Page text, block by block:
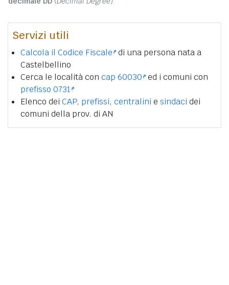
Servizi utili
Calcola il Codice Fiscale di una persona nata a
Castelbellino
Cerca le località con cap 60030 ed i comuni con
prefisso 0731
Elenco dei CAP, prefissi, centralini e sindaci dei
comuni della prov. di AN